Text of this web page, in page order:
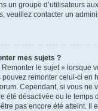
un groupe d’utilisateurs
veuillez contacter un
mes sujets ?
le sujet » lorsque
remonter celui-ci en
Cependant, si vous ne
été désactivée ou le temps
pas encore été atteint. Il